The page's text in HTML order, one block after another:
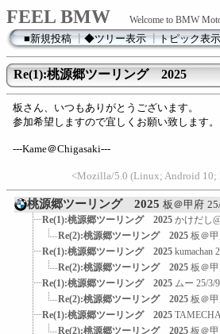
FEEL BMW Welcome to BMW
■新規投稿┃◆ツリー表示┃トピック表示
Re(1):桃源郷ツーリング 2025
板さん、いつもありがとうございます。
参加希望しますので宜しくお願い致します。
---Kame＠Chigasaki---
<Mozilla/5.0 (Linux; Android 10;
桃源郷ツーリング 2025 板＠甲府
Re(1):桃源郷ツーリング 2025 かけだし
Re(2):桃源郷ツーリング 2025 板＠
Re(1):桃源郷ツーリング 2025 kumachan
Re(2):桃源郷ツーリング 2025 板＠
Re(1):桃源郷ツーリング 2025 ムー 25/3/
Re(2):桃源郷ツーリング 2025 板＠
Re(1):桃源郷ツーリング 2025
Re(2):桃源郷ツーリング 2025 板＠